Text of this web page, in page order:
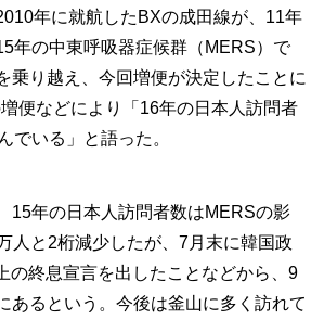
年に就航したBXの成田線が、11年
年の中東呼吸器症候群（MERS）で
乗り越え、今回増便が決定したことに
便などにより「16年の日本人訪問者
でいる」と語った。
15年の日本人訪問者数はMERSの影
人と2桁減少したが、7月末に韓国政
の終息宣言を出したことなどから、9
あるという。今後は釜山に多く訪れて